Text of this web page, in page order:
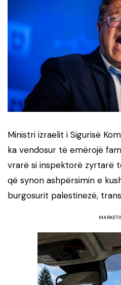
Ministri izraelit i Sigurisë
ka vendosur të emërojë
vrarë si inspektorë zyrtarë
që synon ashpërsimin e
burgosurit palestinezë,